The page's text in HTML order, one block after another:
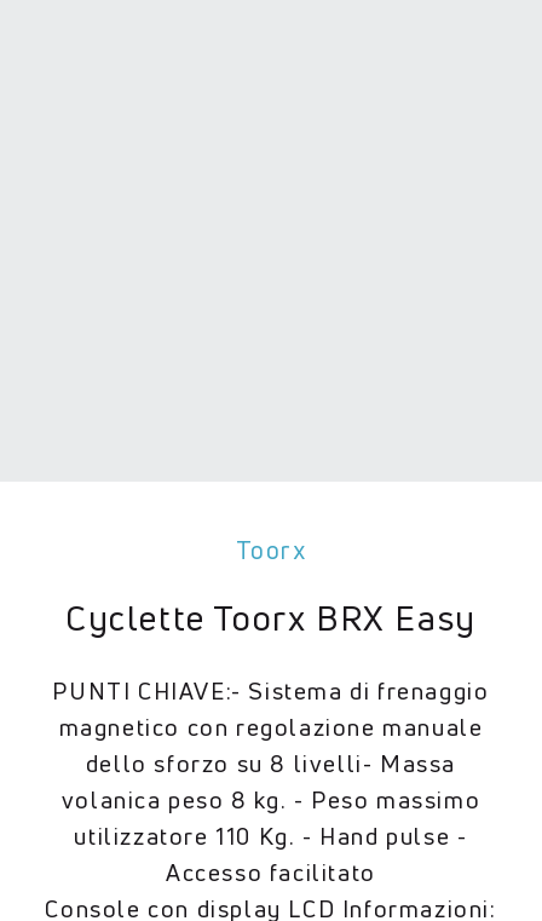
Toorx
Cyclette Toorx BRX Easy
PUNTI CHIAVE:- Sistema di frenaggio
magnetico con regolazione manuale
dello sforzo su 8 livelli- Massa
volanica peso 8 kg. - Peso massimo
utilizzatore 110 Kg. - Hand pulse -
Accesso facilitato
Console con display LCD Informazioni: